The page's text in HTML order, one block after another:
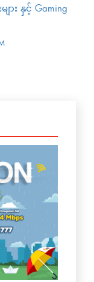
ျား နှင့် Gaming